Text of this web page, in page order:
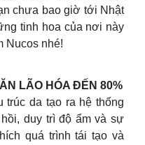
chưa bao giờ tới Nhật
tinh hoa của nơi này
Nucos nhé!
LÃO HÓA ĐẾN 80%
trúc da tạo ra hệ thống
duy trì độ ẩm và sự
quá trình tái tạo và